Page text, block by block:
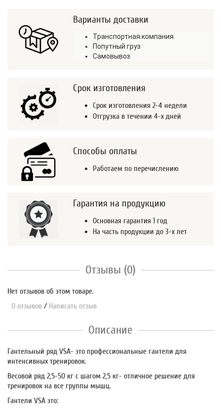
Варианты доставки
Транспортная компания
Попутный груз
Самовывоз
Срок изготовления
Срок изготовления 2-4 недели
Отгрузка в течении 4-х дней
Способы оплаты
Работаем по перечислению
Гарантия на продукцию
Основная гарантия 1 год
На часть продукции до 3-х лет
Отзывы (0)
Нет отзывов об этом товаре.
0 отзывов / Написать отзыв
Описание
Гантельный ряд VSA- это профессиональные гантели для
интенсивных тренировок.
Весовой ряд 2,5-50 кг с шагом 2,5 кг- отличное решение для
тренировок на все группы мышц.
Гантели VSA это: